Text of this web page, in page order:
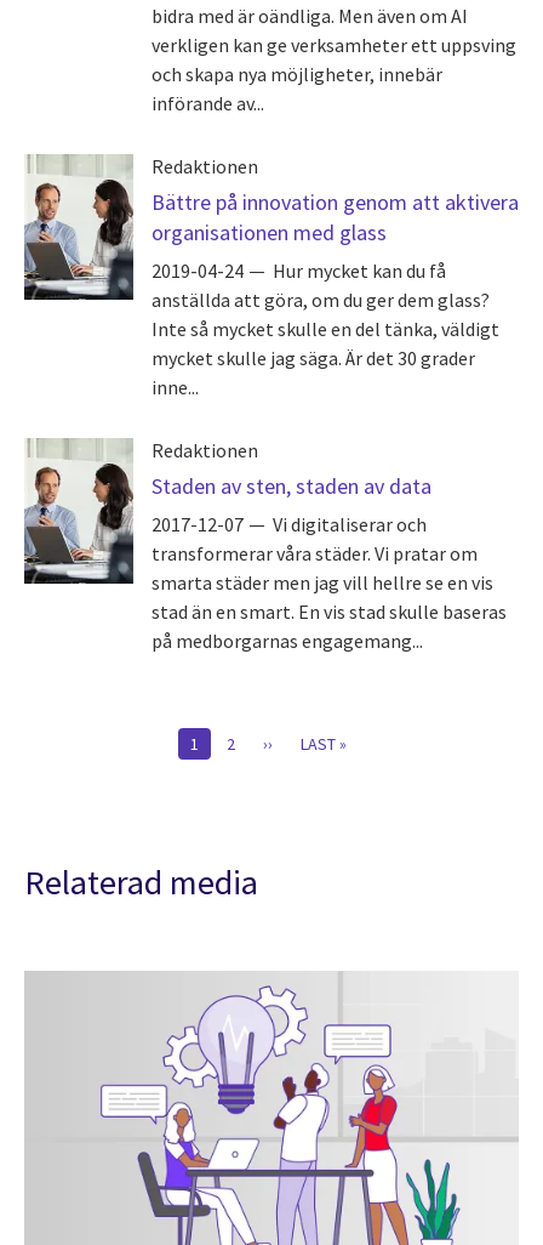
bidra med är oändliga. Men även om AI
verkligen kan ge verksamheter ett uppsving
och skapa nya möjligheter, innebär
införande av...
Redaktionen
Bättre på innovation genom att aktivera
organisationen med glass
2019-04-24
Hur mycket kan du få
anställda att göra, om du ger dem glass?
Inte så mycket skulle en del tänka, väldigt
mycket skulle jag säga. Är det 30 grader
inne...
Redaktionen
Staden av sten, staden av data
2017-12-07
Vi digitaliserar och
transformerar våra städer. Vi pratar om
smarta städer men jag vill hellre se en vis
stad än en smart. En vis stad skulle baseras
på medborgarnas engagemang...
CURRENT
1 SIDA
2
NÄSTA
››
SISTA
LAST »
Relaterad media